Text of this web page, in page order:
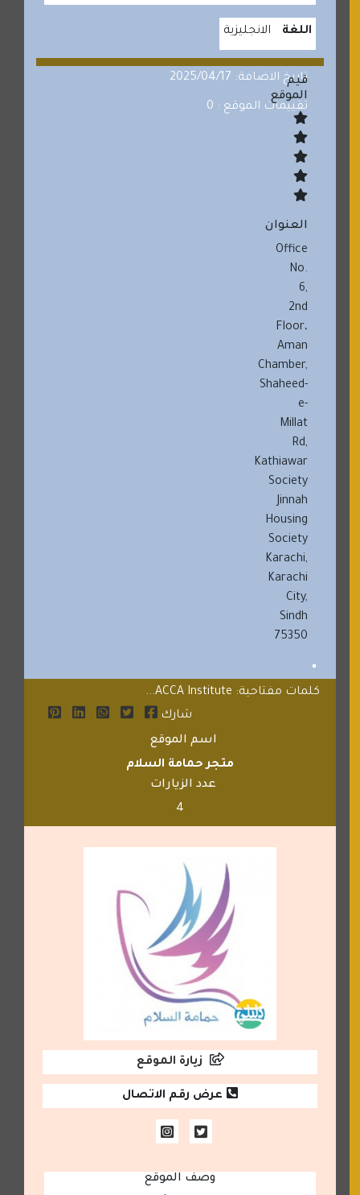
اللغة الانجليزية
تاريخ الاضافة: 2025/04/17
تقييمات الموقع : 0
قيم
الموقع
العنوان
Office
No.
6,
2nd
Floor،
Aman
Chamber,
Shaheed-
e-
Millat
Rd,
Kathiawar
Society
Jinnah
Housing
Society
Karachi,
Karachi
City,
Sindh
75350
كلمات مفتاحية: ACCA Institute...
شارك
اسم الموقع
متجر حمامة السلام
عدد الزيارات
4
زيارة الموقع
عرض رقم الاتصال
وصف الموقع